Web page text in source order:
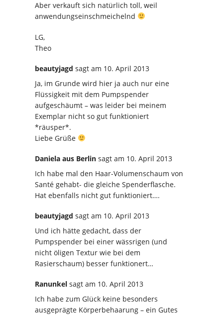
Aber verkauft sich natürlich toll, weil
anwendungseinschmeichelnd
LG,
Theo
beautyjagd sagt am 10. April 2013
Ja, im Grunde wird hier ja auch nur eine
Flüssigkeit mit dem Pumpspender
aufgeschäumt – was leider bei meinem
Exemplar nicht so gut funktioniert
*räusper*.
Liebe Grüße
Daniela aus Berlin sagt am 10. April 2013
Ich habe mal den Haar-Volumenschaum von
Santé gehabt- die gleiche Spenderflasche.
Hat ebenfalls nicht gut funktioniert….
beautyjagd sagt am 10. April 2013
Und ich hätte gedacht, dass der
Pumpspender bei einer wässrigen (und
nicht öligen Textur wie bei dem
Rasierschaum) besser funktionert…
Ranunkel sagt am 10. April 2013
Ich habe zum Glück keine besonders
ausgeprägte Körperbehaarung – ein Gutes